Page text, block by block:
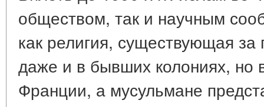
обществом, так и научным
как религия, существующая
даже и в бывших колониях, но
Франции, а мусульмане